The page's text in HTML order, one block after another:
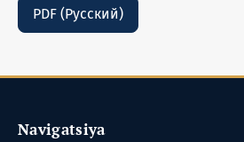
PDF (Русский)
Navigatsiya